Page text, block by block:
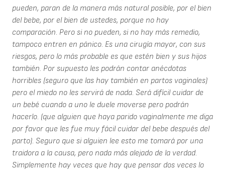
pueden, paran de la manera más natural posible, por el bien
del bebe, por el bien de ustedes, porque no hay
comparación. Pero si no pueden, si no hay más remedio,
tampoco entren en pánico. Es una cirugía mayor, con sus
riesgos, pero lo más probable es que estén bien y sus hijos
también. Por supuesto les podrán contar anécdotas
horribles (seguro que las hay también en partos vaginales)
pero el miedo no les servirá de nada. Será difícil cuidar de
un bebé cuando a uno le duele moverse pero podrán
hacerlo. (que alguien que haya parido vaginalmente me diga
por favor que les fue muy fácil cuidar del bebe después del
parto). Seguro que si alguien lee esto me tomará por una
traidora a la causa, pero nada más alejado de la verdad.
Simplemente hay veces que hay que pensar dos veces lo